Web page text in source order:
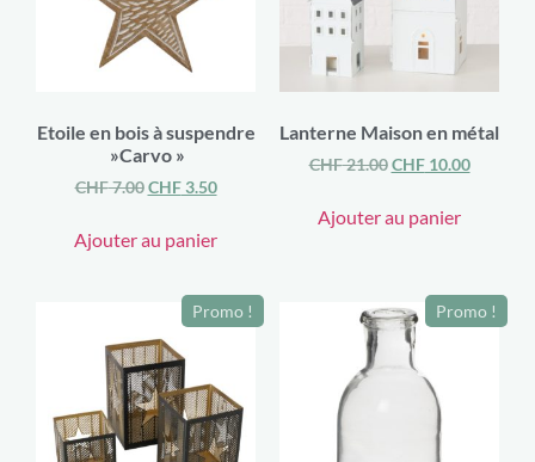
Etoile en bois à suspendre
»Carvo »
CHF7.00 CHF3.50
Ajouter au panier
Lanterne Maison en métal
CHF21.00 CHF10.00
Ajouter au panier
Promo ! Promo !